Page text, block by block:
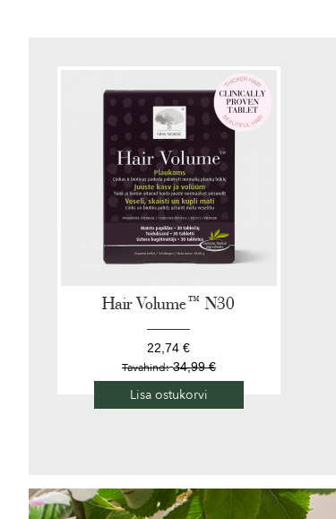
Hair Volume™ N30
22,74 €
Tavahind: 34,99 €
Lisa ostukorvi